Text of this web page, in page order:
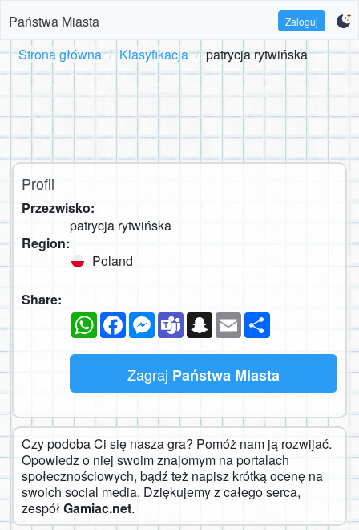
Państwa Miasta Zaloguj
Strona główna Klasyfikacja patrycja rytwińska
Profil
Przezwisko:
patrycja rytwińska
Region:
Poland
Share:
WhatsAppFacebookMessenger
TeamsSnapchat
Email
Zagraj Państwa Miasta
Czy podoba Ci się nasza gra? Pomóż nam ją rozwijać.
Opowiedz o niej swoim znajomym na portalach
społecznościowych, bądź też napisz krótką ocenę na
swoich social media. Dziękujemy z całego serca,
zespółGamiac.net.